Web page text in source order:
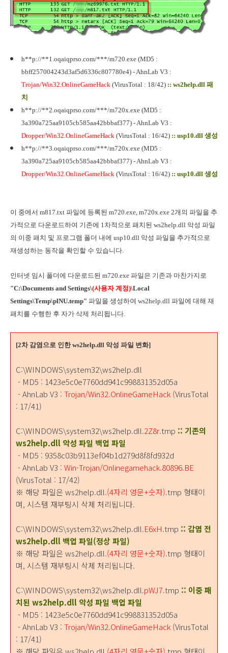
h**p://**1.oqaiqprso.com/***/m720.exe (MD5 :
bbff257004243d3af5d6336c807780e4) - AhnLab V3 :
Trojan/Win32.OnlineGameHack (VirusTotal : 18/42) :: ws2help.dll 패
치
h**p://**2.oqaiqprso.com/***/m720x.exe (MD5 :
3a390a725aa9105cb585aa42bbbaf377) - AhnLab V3 :
Dropper/Win32.OnlineGameHack (VirusTotal : 16/42) :: usp10.dll 생성
h**p://**3.oqaiqprso.com/***/m720x.exe (MD5 :
3a390a725aa9105cb585aa42bbbaf377) - AhnLab V3 :
Dropper/Win32.OnlineGameHack (VirusTotal : 16/42) :: usp10.dll 생성
이 중에서 m817.txt 파일에 등록된 m720.exe, m720x.exe 2개의 파일을 추
가적으로 다운로드하여 기존에 1차적으로 패치된 ws2help.dll 악성 파일
의 이중 패치 및 프로그램 폴더 내에 usp10.dll 악성 파일을 추가적으로
재생성하는 동작을 확인할 수 있습니다.
인터넷 임시 폴더에 다운로드된 m720.exe 파일은 기존과 마찬가지로
"C:\Documents and Settings\(사용자 계정)\Local
Settings\Temp\plNU.temp" 파일을 생성하여 ws2help.dll 파일에 대해 재
패치를 수행한 후 자가 삭제 처리됩니다.
[2차 감염으로 인한 ws2help.dll 악성 파일 변화]
C:\WINDOWS\system32\ws2help.dll
- MD5 : 1423e5c0e7760dd941c998831352d05a
- AhnLab V3 : Trojan/Win32.OnlineGameHack (VirusTotal
: 17/41)
C:\WINDOWS\system32\ws2help.dll.2Z8r.tmp :: 기존의
ws2help.dll 악성 파일 백업 파일
- MD5 : 9358c03b9113ef04b1d279d8f8fd932d
- AhnLab V3 : Win-Trojan/Onlinegamehack.80896.BE
(VirusTotal : 17/42)
※ 해당 파일은 ws2help.dll.(4자리 영문+숫자).tmp 형태이
며, 시스템 재부팅시 삭제 처리됩니다.
C:\WINDOWS\system32\ws2help.dll.E6xH.tmp :: 감염 전
ws2help.dll 백업 파일(정상 파일)
※ 해당 파일은 ws2help.dll.(4자리 영문+숫자).tmp 형태이
며, 시스템 재부팅시 삭제 처리됩니다.
C:\WINDOWS\system32\ws2help.dll.pWJ7.tmp :: 이중 패
치된 ws2help.dll 악성 파일 백업 파일
- MD5 : 1423e5c0e7760dd941c998831352d05a
- AhnLab V3 : Trojan/Win32.OnlineGameHack (VirusTotal
: 17/41)